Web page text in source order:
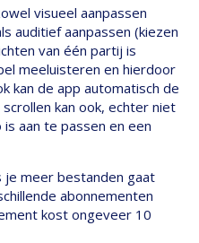
visueel aanpassen
auditief aanpassen (kiezen
van één partij is
meeluisteren en hierdoor
kan de app automatisch de
kan ook, echter niet
aan te passen en een
je meer bestanden gaat
abonnementen
kost ongeveer 10